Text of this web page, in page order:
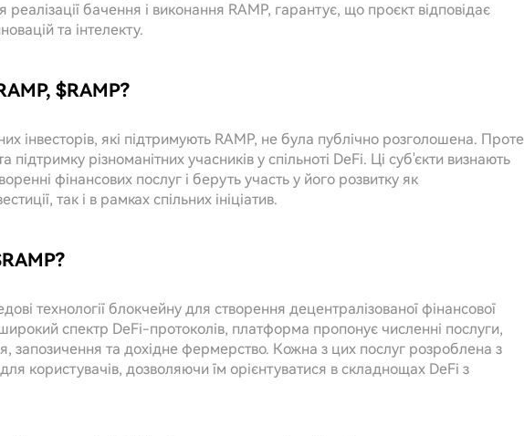
бачення і виконання RAMP, гарантує, що проєкт відповідає
та інтелекту.
$RAMP?
інвесторів, які підтримують RAMP, не була публічно розголошена. Проте
підтримку різноманітних учасників у спільноті DeFi. Ці суб'єкти визнають
фінансових послуг і беруть участь у його розвитку як
так і в рамках спільних ініціатив.
технології блокчейну для створення децентралізованої фінансової
спектр DeFi-протоколів, платформа пропонує численні послуги,
запозичення та дохідне фермерство. Кожна з цих послуг розроблена з
користувачів, дозволяючи їм орієнтуватися в складнощах DeFi з